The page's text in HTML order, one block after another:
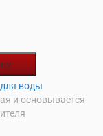
воды
и основывается